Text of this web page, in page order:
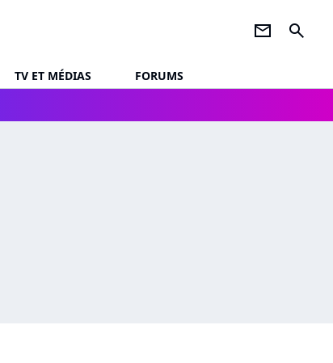
newsletter search
TV ET MÉDIAS
FORUMS